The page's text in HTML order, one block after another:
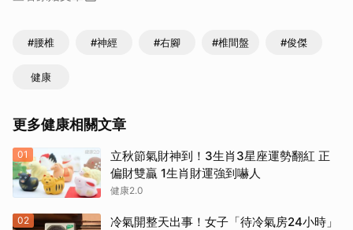
#腰椎 #神經 #右腳 #椎間盤 #俊傑
健康
更多健康相關文章
01
立秋節氣財神到！3生肖3星座運勢翻紅 正
偏財雙贏 1生肖財運強到嚇人
健康2.0
02
冷氣開整天出事！女子「待冷氣房24小時」